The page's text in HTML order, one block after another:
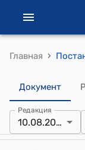
Главная ›
Документ
Редакция
10.08.2015